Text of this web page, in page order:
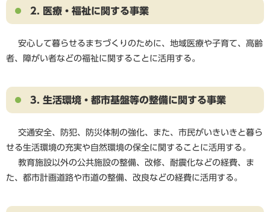
2. 医療・福祉に関する事業
安心して暮らせるまちづくりのために、地域医療や子育て、高齢
者、障がい者などの福祉に関することに活用する。
3. 生活環境・都市基盤等の整備に関する事業
交通安全、防犯、防災体制の強化、また、市民がいきいきと暮ら
せる生活環境の充実や自然環境の保全に関することに活用する。
教育施設以外の公共施設の整備、改修、耐震化などの経費、ま
た、都市計画道路や市道の整備、改良などの経費に活用する。